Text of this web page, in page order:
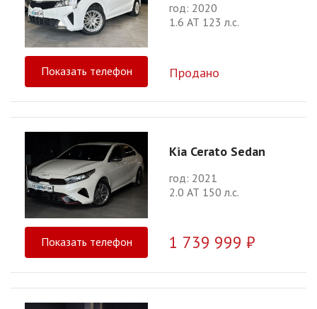
год: 2020
1.6 АТ 123 л.с.
Показать телефон Продано
Kia Cerato Sedan
год: 2021
2.0 АТ 150 л.с.
Показать телефон 1 739 999 ₽